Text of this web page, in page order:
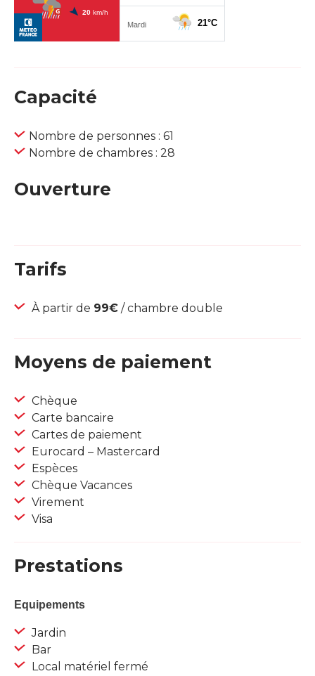
Capacité
Nombre de personnes : 61
Nombre de chambres : 28
Ouverture
Tarifs
À partir de 99€ / chambre double
Moyens de paiement
Chèque
Carte bancaire
Cartes de paiement
Eurocard – Mastercard
Espèces
Chèque Vacances
Virement
Visa
Prestations
Equipements
Jardin
Bar
Local matériel fermé